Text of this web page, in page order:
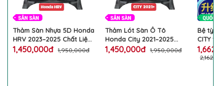
Thảm Sàn Nhựa 5D Honda
HRV 2023–2025 Chất Liệu
TPE Cao Cấp Không Mùi
1,450,000đ 1,950,000đ
Thảm Lót Sàn Ô Tô
Honda City 2021–2025
Nhựa 5D TPE Cao Cấp
1,450,000đ 1,950,000đ
Bệ tỳ
CITY
dây
tạo độ